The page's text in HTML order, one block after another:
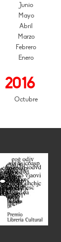
Junio
Mayo
Abril
Marzo
Febrero
Enero
2016
Octubre